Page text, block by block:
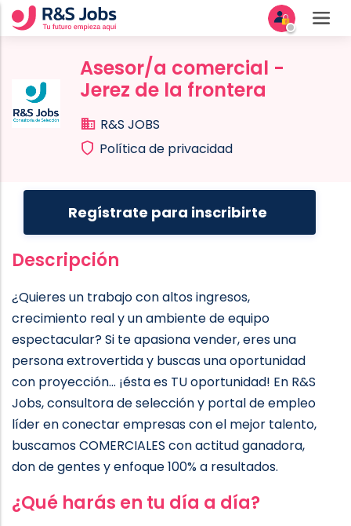
Asesor/a comercial -
Jerez de la frontera
R&S JOBS
Política de privacidad
Regístrate para inscribirte
Descripción
¿Quieres un trabajo con altos ingresos,
crecimiento real y un ambiente de equipo
espectacular? Si te apasiona vender, eres una
persona extrovertida y buscas una oportunidad
con proyección... ¡ésta es TU oportunidad! En R&S
Jobs, consultora de selección y portal de empleo
líder en conectar empresas con el mejor talento,
buscamos COMERCIALES con actitud ganadora,
don de gentes y enfoque 100% a resultados.
¿Qué harás en tu día a día?